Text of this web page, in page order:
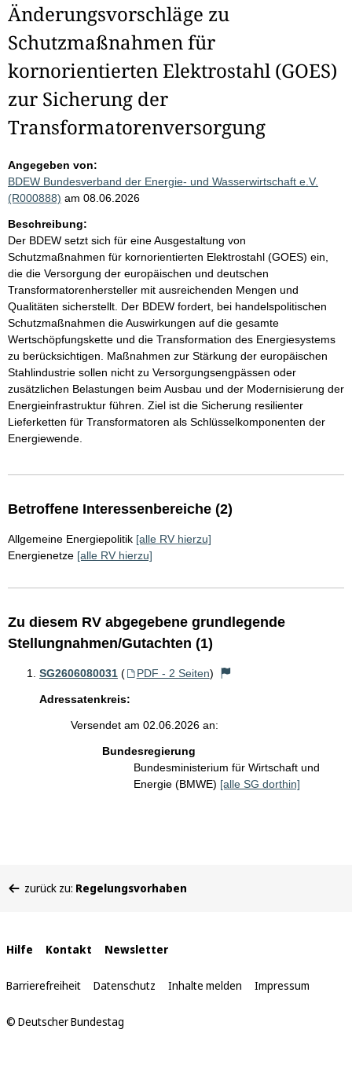
Änderungsvorschläge zu
Schutzmaßnahmen für
kornorientierten Elektrostahl (GOES)
zur Sicherung der
Transformatorenversorgung
Angegeben von:
BDEW Bundesverband der Energie- und Wasserwirtschaft e.V.
(R000888) am 08.06.2026
Beschreibung:
Der BDEW setzt sich für eine Ausgestaltung von
Schutzmaßnahmen für kornorientierten Elektrostahl (GOES) ein,
die die Versorgung der europäischen und deutschen
Transformatorenhersteller mit ausreichenden Mengen und
Qualitäten sicherstellt. Der BDEW fordert, bei handelspolitischen
Schutzmaßnahmen die Auswirkungen auf die gesamte
Wertschöpfungskette und die Transformation des Energiesystems
zu berücksichtigen. Maßnahmen zur Stärkung der europäischen
Stahlindustrie sollen nicht zu Versorgungsengpässen oder
zusätzlichen Belastungen beim Ausbau und der Modernisierung der
Energieinfrastruktur führen. Ziel ist die Sicherung resilienter
Lieferketten für Transformatoren als Schlüsselkomponenten der
Energiewende.
Betroffene Interessenbereiche (2)
Allgemeine Energiepolitik [alle RV hierzu]
Energienetze [alle RV hierzu]
Zu diesem RV abgegebene grundlegende
Stellungnahmen/Gutachten (1)
SG2606080031 ( PDF - 2 Seiten)
Adressatenkreis:
Versendet am 02.06.2026 an:
Bundesregierung
Bundesministerium für Wirtschaft und
Energie (BMWE) [alle SG dorthin]
befinden
zurück zu: Regelungsvorhaben
Interne
Links
Hilfe Kontakt Newsletter
Barrierefreiheit Datenschutz Inhalte melden Impressum
© Deutscher Bundestag